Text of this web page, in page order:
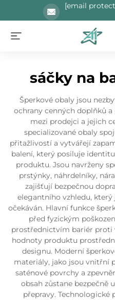
[email
sáčky na
Šperkové obaly jsou
ochrany cenných doplňků
mezi prodejci a jejich
specializované obaly
přitažlivostí a vytvářejí
balení, který posiluje
produktu. Jsou navrženy
prstýnky, náhrdelníky,
zajišťují bezpečnou
elegantního vzhledu,
očekáván. Hlavní funkce
před fyzickým
prostřednictvím bariér proti
hodnoty produktu
designu. Moderní
materiály, jako jsou vnitřní
saténové povrchy a
obsah zůstane bezpečně
přepravy.